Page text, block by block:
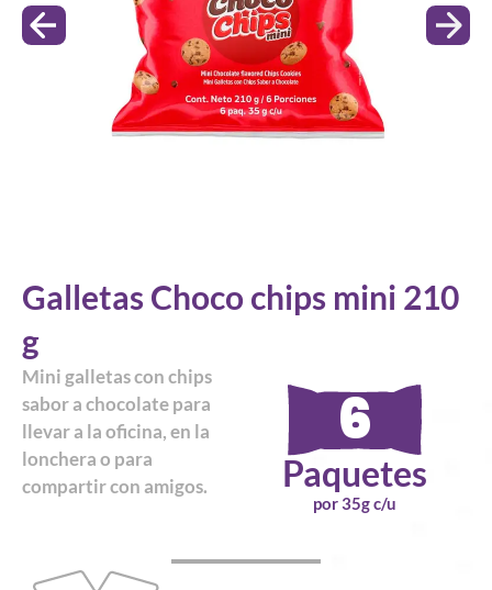
Galletas Choco chips mini 210
g
Mini galletas con chips
sabor a chocolate para
llevar a la oficina, en la
lonchera o para
compartir con amigos.
6
Paquetes
por 35g c/u